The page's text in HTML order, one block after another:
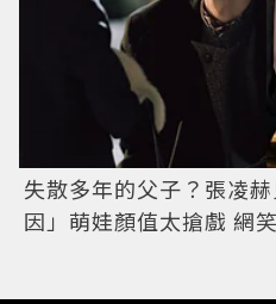
失散多年的父子？張凌
因」萌娃顏值太搶戲 網